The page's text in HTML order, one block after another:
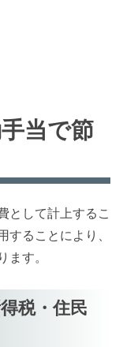
当で節
として計上するこ
ることにより、
す。
税・住民